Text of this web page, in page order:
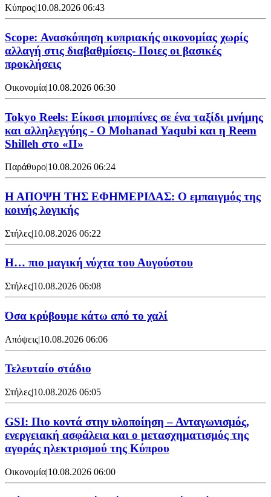
Κύπρος|10.08.2026 06:43
Scope: Ανασκόπηση κυπριακής οικονομίας χωρίς
αλλαγή στις διαβαθμίσεις- Ποιες οι βασικές
προκλήσεις
Οικονομία|10.08.2026 06:30
Tokyo Reels: Είκοσι μπομπίνες σε ένα ταξίδι μνήμης
και αλληλεγγύης - Ο Mohanad Yaqubi και η Reem
Shilleh στο «Π»
Παράθυρο|10.08.2026 06:24
Η ΑΠΟΨΗ ΤΗΣ ΕΦΗΜΕΡΙΔΑΣ: Ο εμπαιγμός της
κοινής λογικής
Στήλες|10.08.2026 06:22
Η… πιο μαγική νύχτα του Αυγούστου
Στήλες|10.08.2026 06:08
Όσα κρύβουμε κάτω από το χαλί
Απόψεις|10.08.2026 06:06
Τελευταίο στάδιο
Στήλες|10.08.2026 06:05
GSI: Πιο κοντά στην υλοποίηση – Ανταγωνισμός,
ενεργειακή ασφάλεια και ο μετασχηματισμός της
αγοράς ηλεκτρισμού της Κύπρου
Οικονομία|10.08.2026 06:00